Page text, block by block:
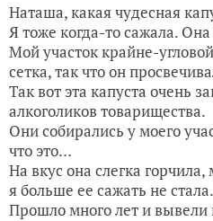
Наташа, какая чудесная
Я тоже когда-то сажала.
Мой участок крайне-
сетка, так что он
Так вот эта капуста очень
алкоголиков товарищества.
Они собирались у моего
что это…
На вкус она слегка
я больше ее сажать не
Прошло много лет и вывели